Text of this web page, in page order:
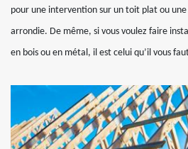
pour une intervention sur un toit plat ou
arrondie. De même, si vous voulez faire
en bois ou en métal, il est celui qu’il vous